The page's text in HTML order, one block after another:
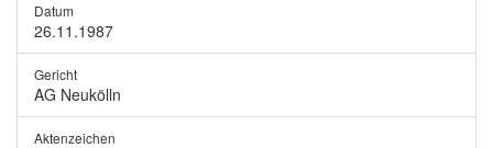
Datum
26.11.1987
Gericht
AG Neukölln
Aktenzeichen